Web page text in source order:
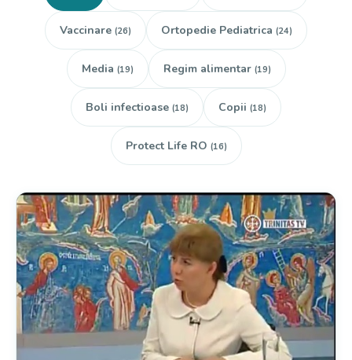
Vaccinare (26) Ortopedie Pediatrica (24)
Media (19) Regim alimentar (19)
Boli infectioase (18) Copii (18)
Protect Life RO (16)